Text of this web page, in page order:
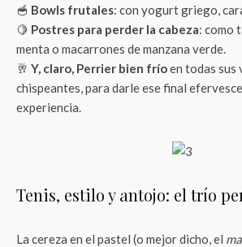
🥣 Bowls frutales: con yogurt griego,
🍋 Postres para perder la cabeza: como
menta o macarrones de manzana verde.
🥂 Y, claro, Perrier bien fríoen todas sus
chispeantes, para darle ese final
experiencia.
Tenis, estilo y antojo: el trío
La cereza en el pastel (o mejor dicho, el